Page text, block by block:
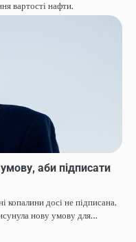
вартості нафти.
аби підписати
досі не підписана.
нову умову для…